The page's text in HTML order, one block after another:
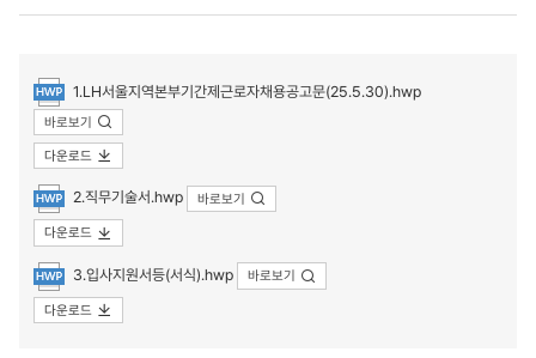
첨부파일
1.LH서울지역본부기간제근로자채용공고문(25.5.30).hwp
바로보기
다운로드
2.직무기술서.hwp 바로보기
다운로드
3.입사지원서등(서식).hwp 바로보기
다운로드